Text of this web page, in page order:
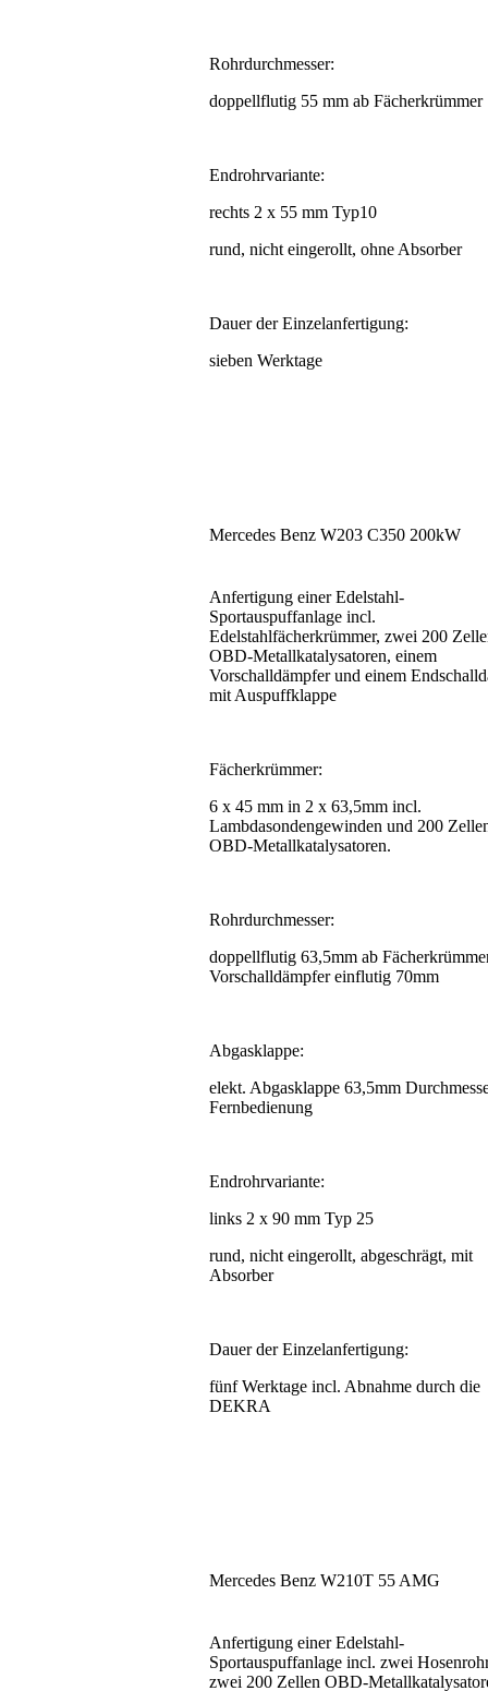
Rohrdurchmesser:
doppellflutig 55 mm ab Fächerkrümmer
Endrohrvariante:
rechts 2 x 55 mm Typ10
rund, nicht eingerollt, ohne Absorber
Dauer der Einzelanfertigung:
sieben Werktage
Mercedes Benz W203 C350 200kW
Anfertigung einer Edelstahl-
Sportauspuffanlage incl.
Edelstahlfächerkrümmer, zwei 200
OBD-Metallkatalysatoren, einem
Vorschalldämpfer und einem
mit Auspuffklappe
Fächerkrümmer:
6 x 45 mm in 2 x 63,5mm incl.
Lambdasondengewinden und 200
OBD-Metallkatalysatoren.
Rohrdurchmesser:
doppellflutig 63,5mm ab
Vorschalldämpfer einflutig 70mm
Abgasklappe:
elekt. Abgasklappe 63,5mm
Fernbedienung
Endrohrvariante:
links 2 x 90 mm Typ 25
rund, nicht eingerollt, abgeschrägt, mit
Absorber
Dauer der Einzelanfertigung:
fünf Werktage incl. Abnahme durch die
DEKRA
Mercedes Benz W210T 55 AMG
Anfertigung einer Edelstahl-
Sportauspuffanlage incl. zwei
zwei 200 Zellen OBD-